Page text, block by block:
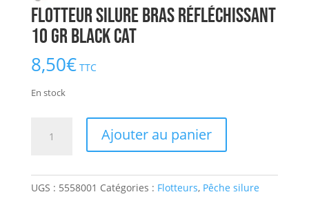
Flotteur Silure Bras Réfléchissant
10 gr BLACK CAT
8,50€ TTC
En stock
Silure
Bras
Ajouter au panier
UGS : 5558001 Catégories : Flotteurs, Pêche silure